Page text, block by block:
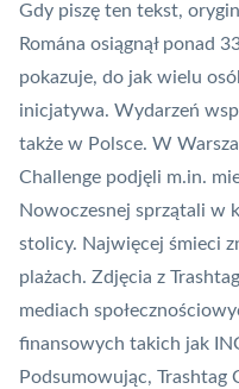
Gdy piszę ten tekst,
Romána osiągnął ponad
pokazuje, do jak wielu
inicjatywa. Wydarzeń
także w Polsce. W
Challenge podjęli m.in.
Nowoczesnej sprzątali w
stolicy. Najwięcej śmieci
plażach. Zdjęcia z
mediach
finansowych takich jak
Podsumowując, Trashtag